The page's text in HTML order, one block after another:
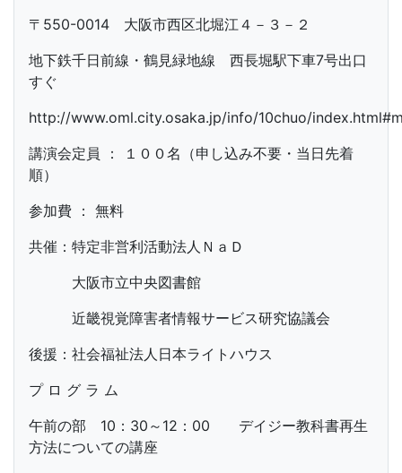
〒550-0014 大阪市西区北堀江４－３－２
地下鉄千日前線・鶴見緑地線 西長堀駅下車7号出口
すぐ
http://www.oml.city.osaka.jp/info/10chuo/
講演会定員 ： １００名（申し込み不要・当日先着
順）
参加費 ： 無料
共催：特定非営利活動法人ＮａＤ
大阪市立中央図書館
近畿視覚障害者情報サービス研究協議会
後援：社会福祉法人日本ライトハウス
プ ロ グ ラ ム
午前の部 10：30～12：00 デイジー教科書再生
方法についての講座